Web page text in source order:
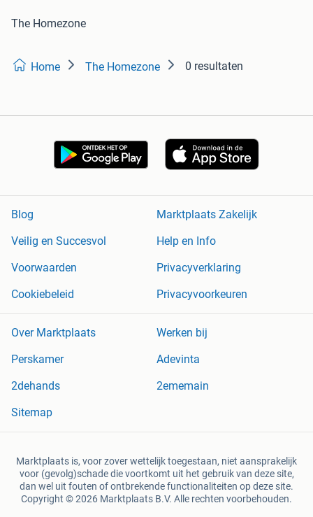
The Homezone
Home The Homezone 0 resultaten
Blog
Marktplaats Zakelijk
Veilig en Succesvol
Help en Info
Voorwaarden
Privacyverklaring
Cookiebeleid
Privacyvoorkeuren
Over Marktplaats
Werken bij
Perskamer
Adevinta
2dehands
2ememain
Sitemap
Marktplaats is, voor zover wettelijk toegestaan, niet aansprakelijk
voor (gevolg)schade die voortkomt uit het gebruik van deze site,
dan wel uit fouten of ontbrekende functionaliteiten op deze site.
Copyright © 2026 Marktplaats B.V. Alle rechten voorbehouden.